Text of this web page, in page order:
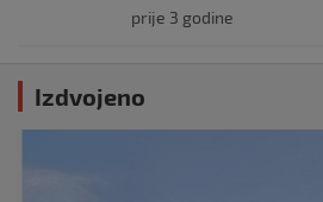
prije 3 godine
Izdvojeno